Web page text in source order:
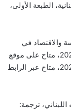
الطبعة الأولى،
والاقتصاد في
لبنان، فصلية قضايا ونظرات، العدد 29، أبريل 2023، متاح على موقع
مركز الحضارة للدراسات والبحوث، 28 أبريل 2023، متاح عبر الرابط
ترجمة: